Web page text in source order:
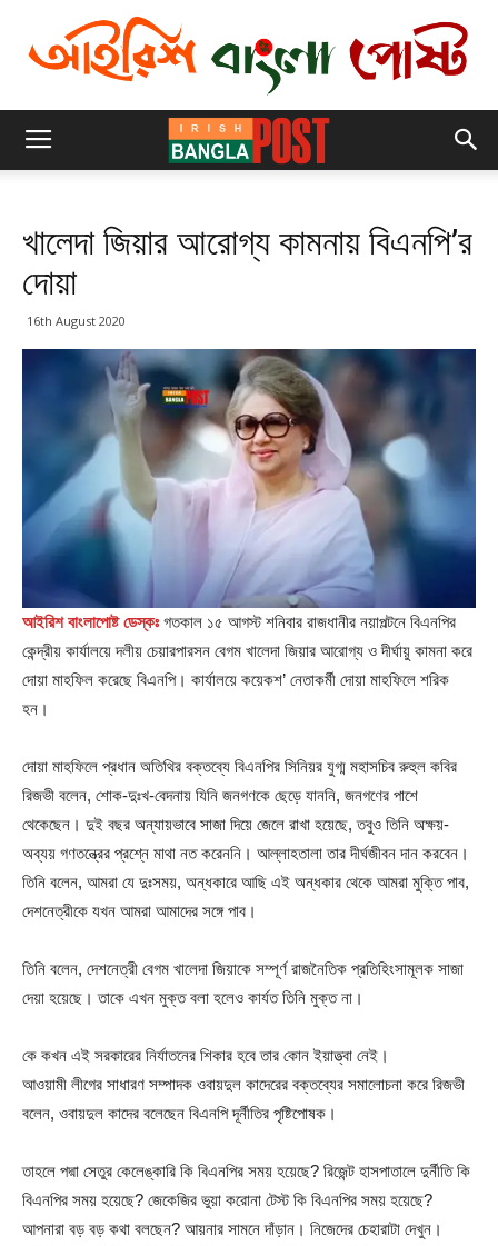
খালেদা জিয়ার আরোগ্য কামনায় বিএনপি’র
দোয়া
16th August 2020
আইরিশ বাংলাপোষ্ট ডেস্কঃ গতকাল ১৫ আগস্ট শনিবার রাজধানীর নয়াপল্টনে বিএনপির
কেন্দ্রীয় কার্যালয়ে দলীয় চেয়ারপারসন বেগম খালেদা জিয়ার আরোগ্য ও দীর্ঘায়ু কামনা করে
দোয়া মাহফিল করেছে বিএনপি। কার্যালয়ে কয়েকশ’ নেতাকর্মী দোয়া মাহফিলে শরিক
হন।
দোয়া মাহফিলে প্রধান অতিথির বক্তব্যে বিএনপির সিনিয়র যুগ্ম মহাসচিব রুহুল কবির
রিজভী বলেন, শোক-দুঃখ-বেদনায় যিনি জনগণকে ছেড়ে যাননি, জনগণের পাশে
থেকেছেন। দুই বছর অন্যায়ভাবে সাজা দিয়ে জেলে রাখা হয়েছে, তবুও তিনি অক্ষয়-
অব্যয় গণতন্ত্রের প্রশ্নে মাথা নত করেননি। আল্লাহতালা তার দীর্ঘজীবন দান করবেন।
তিনি বলেন, আমরা যে দুঃসময়, অন্ধকারে আছি এই অন্ধকার থেকে আমরা মুক্তি পাব,
দেশনেত্রীকে যখন আমরা আমাদের সঙ্গে পাব।
তিনি বলেন, দেশনেত্রী বেগম খালেদা জিয়াকে সম্পূর্ণ রাজনৈতিক প্রতিহিংসামূলক সাজা
দেয়া হয়েছে। তাকে এখন মুক্ত বলা হলেও কার্যত তিনি মুক্ত না।
কে কখন এই সরকারের নির্যাতনের শিকার হবে তার কোন ইয়াত্ত্বা নেই।
আওয়ামী লীগের সাধারণ সম্পাদক ওবায়দুল কাদেরের বক্তব্যের সমালোচনা করে রিজভী
বলেন, ওবায়দুল কাদের বলেছেন বিএনপি দূর্নীতির পৃষ্টিপোষক।
তাহলে পদ্মা সেতুর কেলেঙ্কারি কি বিএনপির সময় হয়েছে? রিজেন্ট হাসপাতালে দুর্নীতি কি
বিএনপির সময় হয়েছে? জেকেজির ভুয়া করোনা টেস্ট কি বিএনপির সময় হয়েছে?
আপনারা বড় বড় কথা বলছেন? আয়নার সামনে দাঁড়ান। নিজেদের চেহারাটা দেখুন।